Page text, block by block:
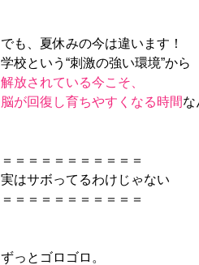
でも、夏休みの今は違います！
学校という“刺激の強い環境”から
解放されている今こそ、
脳が回復し育ちやすくなる時間な
＝＝＝＝＝＝＝＝＝＝＝
実はサボってるわけじゃない
＝＝＝＝＝＝＝＝＝＝＝
ずっとゴロゴロ。